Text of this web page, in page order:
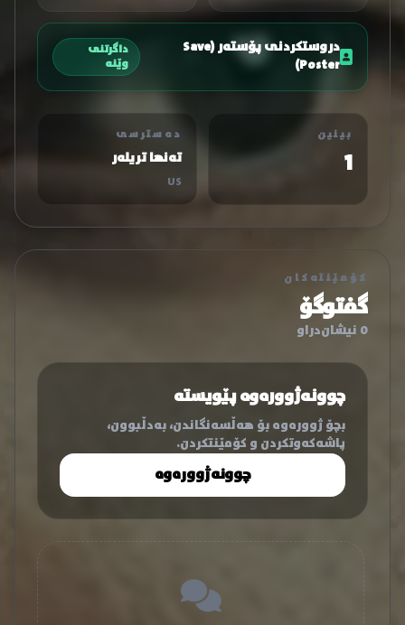
دروستکردنی پۆستەر (Save
Poster)
داگرتنی
وێنە
بینین
1
دەسترسی
تەنها تریلەر
US
کۆمێنتەکان
گفتوگۆ
0 نیشان‌دراو
چوونەژوورەوە پێویستە
بچۆ ژوورەوە بۆ هەڵسەنگاندن، بەدڵبوون،
پاشەکەوتکردن و کۆمێنتکردن.
چوونەژوورەوە